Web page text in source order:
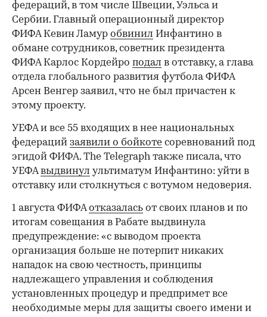
федераций, в том числе Швеции, Уэльса и
Сербии. Главный операционный директор
ФИФА Кевин Ламур обвинил Инфантино в
обмане сотрудников, советник президента
ФИФА Карлос Кордейро подал в отставку, а глава
отдела глобального развития футбола ФИФА
Арсен Венгер заявил, что не был причастен к
этому проекту.
УЕФА и все 55 входящих в нее национальных
федераций заявили о бойкоте соревнований под
эгидой ФИФА. The Telegraph также писала, что
УЕФАвыдвинул ультиматум Инфантино: уйти в
отставку или столкнуться с вотумом недоверия.
1 августа ФИФАотказалась от своих планов и по
итогам совещания в Рабате выдвинула
предупреждение: «с выводом проекта
организация больше не потерпит никаких
нападок на свою честность, принципы
надлежащего управления и соблюдения
установленных процедур и предпримет все
необходимые меры для защиты своего имени и